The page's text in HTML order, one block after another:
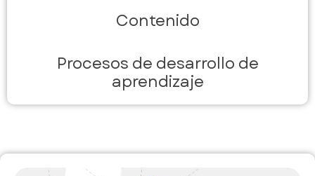
Contenido
Procesos de desarrollo de
aprendizaje